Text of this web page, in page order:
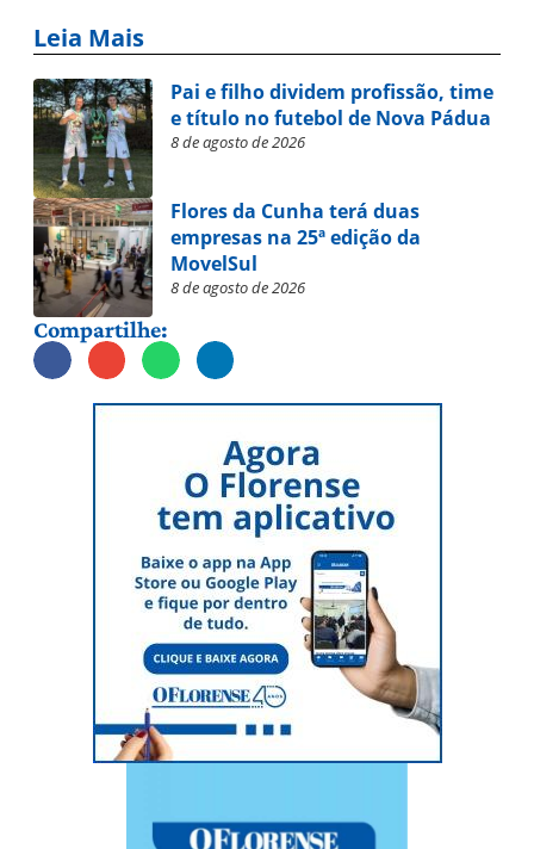
Leia Mais
Pai e filho dividem profissão, time
e título no futebol de Nova Pádua
8 de agosto de 2026
Flores da Cunha terá duas
empresas na 25ª edição da
MovelSul
8 de agosto de 2026
Compartilhe: